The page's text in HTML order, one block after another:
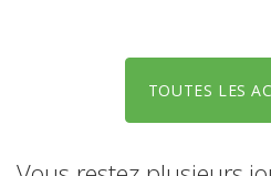
TOUTES LES